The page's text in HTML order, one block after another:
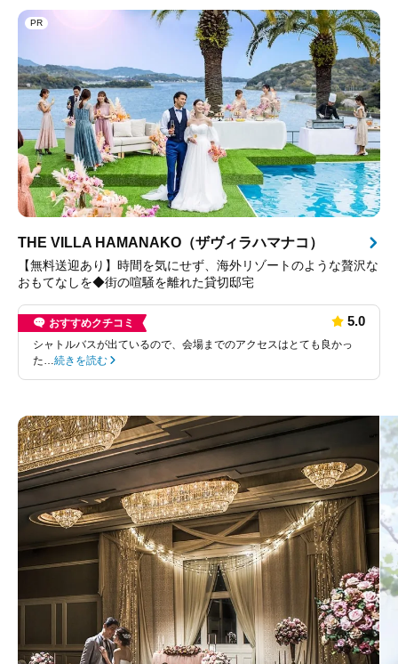
PR
THE VILLA HAMANAKO（ザヴィラハマナコ）
【無料送迎あり】時間を気にせず、海外リゾートのような贅沢な
おもてなしを◆街の喧騒を離れた貸切邸宅
おすすめクチコミ 5.0
シャトルバスが出ているので、会場までのアクセスはとても良かっ
た…続きを読む